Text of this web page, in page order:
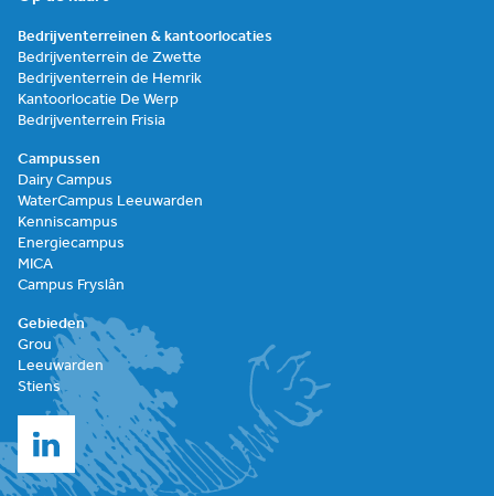
Bedrijventerreinen & kantoorlocaties
Bedrijventerrein de Zwette
Bedrijventerrein de Hemrik
Kantoorlocatie De Werp
Bedrijventerrein Frisia
Campussen
Dairy Campus
WaterCampus Leeuwarden
Kenniscampus
Energiecampus
MICA
Campus Fryslân
Gebieden
Grou
Leeuwarden
Stiens